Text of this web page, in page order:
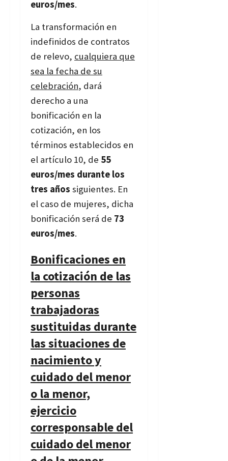
euros/mes.
La transformación en
indefinidos de contratos
de relevo, cualquiera que
sea la fecha de su
celebración, dará
derecho a una
bonificación en la
cotización, en los
términos establecidos en
el artículo 10, de 55
euros/mes durante los
tres años siguientes. En
el caso de mujeres, dicha
bonificación será de 73
euros/mes.
Bonificaciones en
la cotización de las
personas
trabajadoras
sustituidas durante
las situaciones de
nacimiento y
cuidado del menor
o la menor,
ejercicio
corresponsable del
cuidado del menor